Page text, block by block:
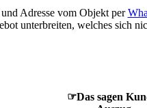
Adresse vom Objekt per
unterbreiten, welches sich
☞Das sagen